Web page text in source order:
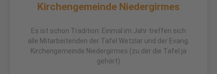
Kirchengemeinde Niedergirmes
Es ist schon Tradition: Einmal im Jahr treffen sich
alle Mitarbeitenden der Tafel Wetzlar und der Evang.
Kirchengemeinde Niedergirmes (zu der die Tafel ja
gehört)